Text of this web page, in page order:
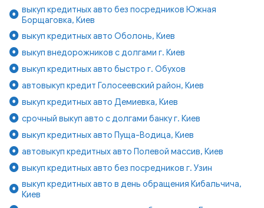
выкуп кредитных авто без посредников Южная
Борщаговка, Киев
выкуп кредитных авто Оболонь, Киев
выкуп внедорожников с долгами г. Киев
выкуп кредитных авто быстро г. Обухов
автовыкуп кредит Голосеевский район, Киев
выкуп кредитных авто Демиевка, Киев
срочный выкуп авто с долгами банку г. Киев
выкуп кредитных авто Пуща-Водица, Киев
автовыкуп кредитных авто Полевой массив, Киев
выкуп кредитных авто без посредников г. Узин
выкуп кредитных авто в день обращения Кибальчича,
Киев